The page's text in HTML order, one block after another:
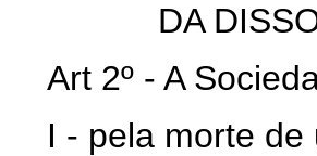
DA
Art 2º - A
I - pela morte